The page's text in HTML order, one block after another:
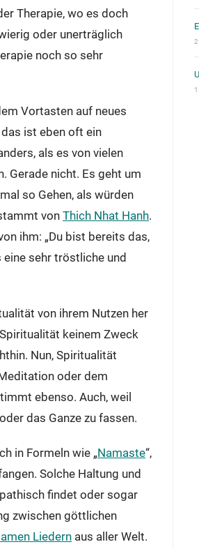
Therapie, wo es doch
oder unerträglich
noch so sehr
Vortasten auf neues
ist eben oft ein
als es von vielen
Gerade nicht. Es geht um
so Gehen, als würden
von Thich Nhat Hanh.
ihm: „Du bist bereits das,
eine sehr tröstliche und
von ihrem Nutzen her
keinem Zweck
Nun, Spiritualität
oder dem
ebenso. Auch, weil
das Ganze zu fassen.
in Formeln wie „Namaste“,
Solche Haltung und
findet oder sogar
zwischen göttlichen
Liedern aus aller Welt.